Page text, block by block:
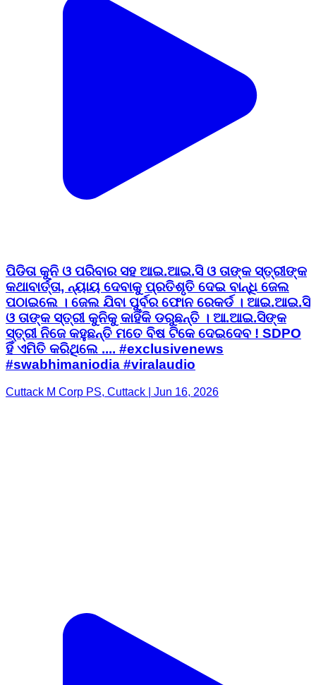
ପିଡିତା କୁନି ଓ ପରିବାର ସହ ଆଇ.ଆଇ.ସି ଓ ତାଙ୍କ ସ୍ତ୍ରୀଙ୍କ
କଥାବାର୍ତ୍ତା, ନ୍ୟାୟ ଦେବାକୁ ପ୍ରତିଶୃତି ଦେଇ ବାନ୍ଧି ଜେଲ
ପଠାଇଲେ । ଜେଲ ଯିବା ପୁର୍ବର ଫୋନ ରେକର୍ଡ । ଆଇ.ଆଇ.ସି
ଓ ତାଙ୍କ ସ୍ତ୍ରୀ କୁନିକୁ କାହିଁକି ଡରୁଛନ୍ତି । ଆ.ଆଇ.ସିଙ୍କ
ସ୍ତ୍ରୀ ନିଜେ କହୁଛନ୍ତି ମତେ ବିଷ ଟିକେ ଦେଇଦେବ ! SDPO
ହିଁ ଏମିତି କରିଥିଲେ .... #exclusivenews
#swabhimaniodia #viralaudio
Cuttack M Corp PS, Cuttack | Jun 16, 2026